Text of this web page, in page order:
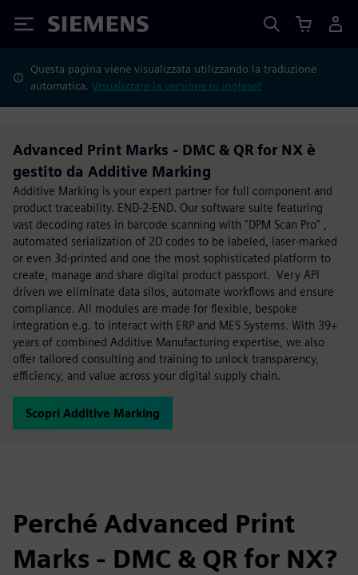
Siemens
Questa pagina viene visualizzata utilizzando la traduzione
automatica.Visualizzare la versione in inglese?
Advanced Print Marks - DMC & QR for NX è
gestito da Additive Marking
Additive Marking is your expert partner for full component and
product traceability. END-2-END. Our software suite featuring
vast decoding rates in barcode scanning with "DPM Scan Pro" ,
automated serialization of 2D codes to be labeled, laser-marked
or even 3d-printed and one the most sophisticated platform to
create, manage and share digital product passport. Very API
driven we eliminate data silos, automate workflows and ensure
compliance. All modules are made for flexible, bespoke
integration e.g. to interact with ERP and MES Systems. With 39+
years of combined Additive Manufacturing expertise, we also
offer tailored consulting and training to unlock transparency,
efficiency, and value across your digital supply chain.
Scopri Additive Marking
Perché Advanced Print
Marks - DMC & QR for NX?